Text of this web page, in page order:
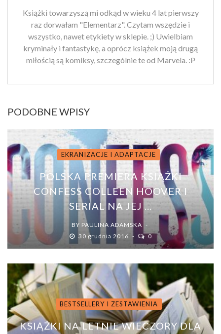
Książki towarzyszą mi odkąd w wieku 4 lat pierwszy
raz dorwałam "Elementarz". Czytam wszędzie i
wszystko, nawet etykiety w sklepie. ;) Uwielbiam
kryminały i fantastykę, a oprócz książek moją drugą
miłością są komiksy, szczególnie te od Marvela. :P
PODOBNE WPISY
EKRANIZACJE I ADAPTACJE
POLSKA PREMIERA KSIĄŻKI
CONFESS COLLEEN HOOVER I
SERIAL NA JEJ ...
BY PAULINA ADAMSKA
30 grudnia 2016
0
BESTSELLERY I ZESTAWIENIA
KSIĄŻKI NA LETNIE WIECZORY DLA